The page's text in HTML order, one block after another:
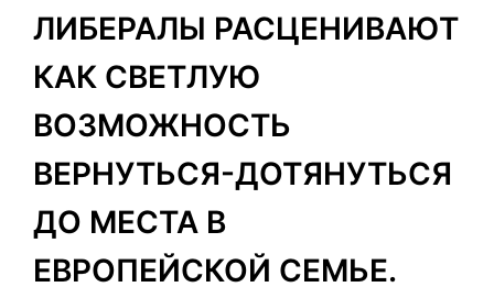
ЛИБЕРАЛЫ РАСЦЕНИВАЮТ
КАК СВЕТЛУЮ
ВОЗМОЖНОСТЬ
ВЕРНУТЬСЯ-ДОТЯНУТЬСЯ
ДО МЕСТА В
ЕВРОПЕЙСКОЙ СЕМЬЕ.